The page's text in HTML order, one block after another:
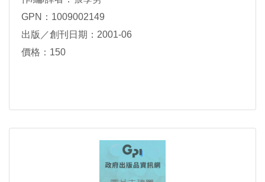
GPN：1009002149
出版／創刊日期：2001-06
價格：150